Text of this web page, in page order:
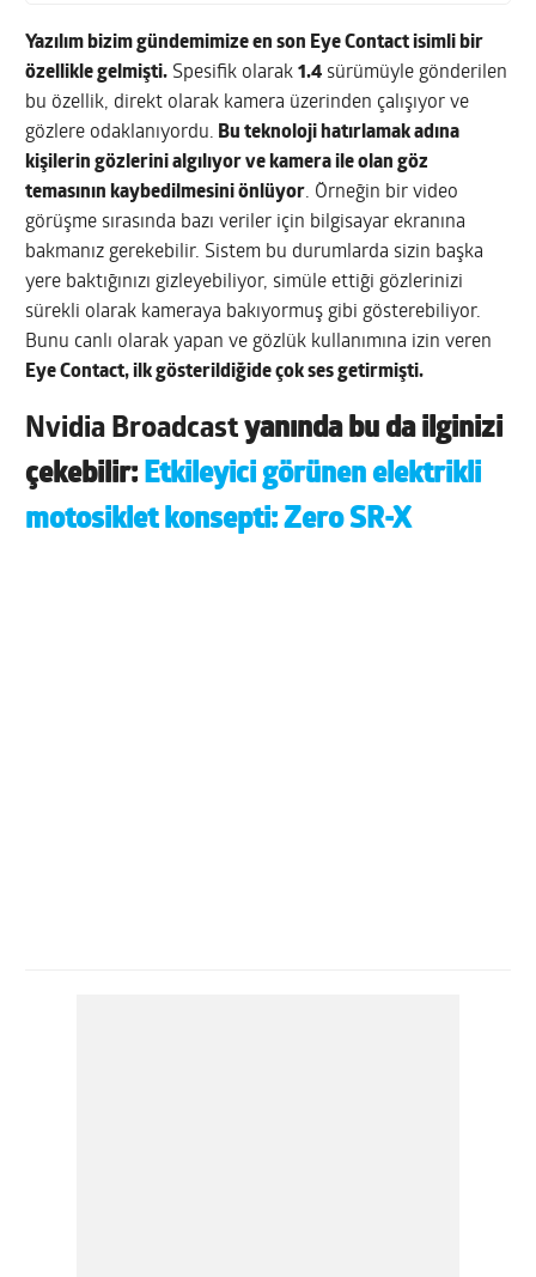
Yazılım bizim gündemimize en son Eye Contact isimli bir
özellikle gelmişti. Spesifik olarak1.4 sürümüyle gönderilen
bu özellik, direkt olarak kamera üzerinden çalışıyor ve
gözlere odaklanıyordu. Bu teknoloji hatırlamak adına
kişilerin gözlerini algılıyor ve kamera ile olan göz
temasının kaybedilmesini önlüyor. Örneğin bir video
görüşme sırasında bazı veriler için bilgisayar ekranına
bakmanız gerekebilir. Sistem bu durumlarda sizin başka
yere baktığınızı gizleyebiliyor, simüle ettiği gözlerinizi
sürekli olarak kameraya bakıyormuş gibi gösterebiliyor.
Bunu canlı olarak yapan ve gözlük kullanımına izin veren
Eye Contact, ilk gösterildiğide çok ses getirmişti.
Nvidia Broadcastyanında bu da ilginizi
çekebilir: Etkileyici görünen elektrikli
motosiklet konsepti: Zero SR-X